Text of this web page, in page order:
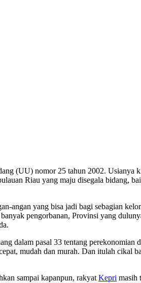
(UU) nomor 25 tahun 2002. Usianya
Riau yang maju disegala bidang,
angan yang bisa jadi bagi sebagian
pengorbanan, Provinsi yang
dalam pasal 33 tentang perekonomian
mudah dan murah. Dan itulah cikal
sampai kapanpun, rakyat Kepri masih